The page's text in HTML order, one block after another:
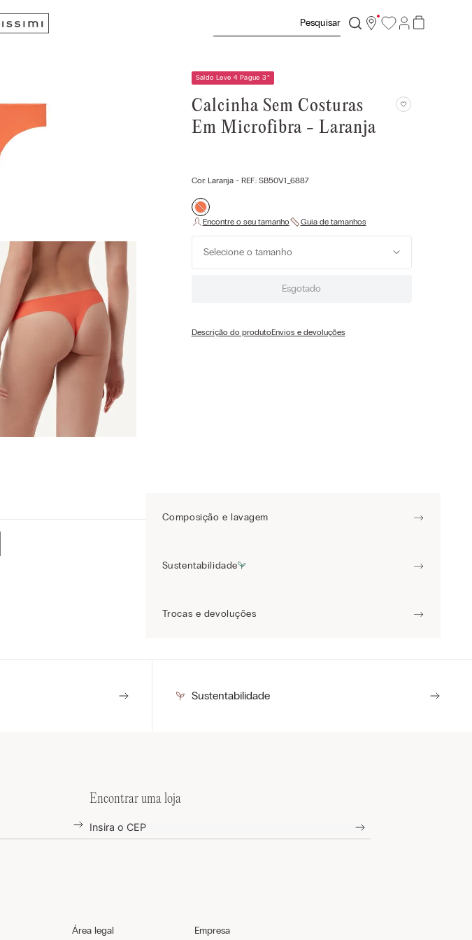
Saldo Leve 4 Pague 3*
Calcinha Sem Costuras
Em Microfibra - Laranja
Cor: Laranja- REF.: SB50V1_6887
Selecione o tamanho
Esgotado
Descrição do produtoEnvios e devoluções
Composição e lavagem
Sustentabilidade
Trocas e devoluções
Sustentabilidade
Encontrar uma loja
Área legal Empresa